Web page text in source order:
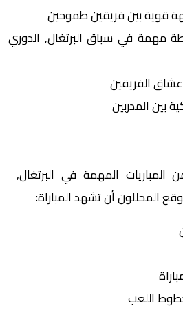
قوية بين فريقين طموحين
مهمة في سباق البرتغال, الدوري
الفريقين
بين المدربين
المهمة في البرتغال,
المحللون أن تشهد المباراة:
اللعب